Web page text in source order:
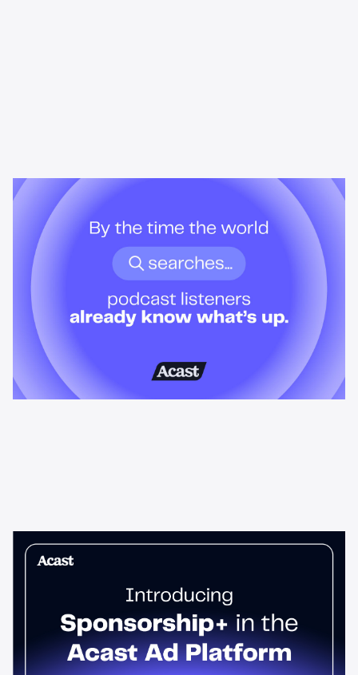
News & Insights
Wenn die Welt noch sucht, wissen
Podcasthörer schon Bescheid.
Podcast-Hörer entwickeln Verständnis, bevor Schlagzeilen
erscheinen. Das bedeutet es für Werbetreibende, die sie
erreichen wollen, wenn es wirklich darauf ankommt.
News & Insights
Sponsorship+ ist jetzt in der
Host-Read-Podcast-Anzeigen erzielen einen um 95 % höheren
Top-Funnel-Lift als Standard-Spots. Sponsorship+ ermöglicht
es jedem Werbetreibenden, diese im gesamten Acast-Netzwerk
zu schalten. Starten Sie noch heute.